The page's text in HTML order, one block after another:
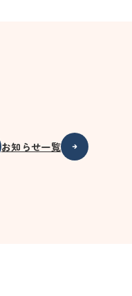
お知らせ一覧